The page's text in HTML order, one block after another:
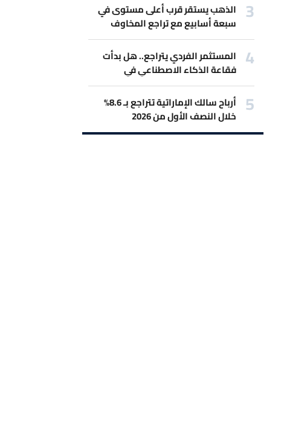
الذهب يستقر قرب أعلى مستوى في
سبعة أسابيع مع تراجع المخاوف
بشأن رفع الفائدة
المستثمر الفردي يتراجع.. هل بدأت
فقاعة الذكاء الاصطناعي في
الانكماش؟
أرباح سالك الإماراتية تتراجع بـ 8.6%
خلال النصف الأول من 2026